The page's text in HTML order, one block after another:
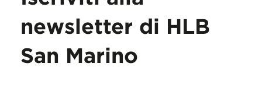
newsletter di HLB
San Marino